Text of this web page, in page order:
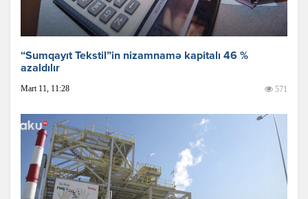
“Sumqayıt Tekstil”in nizamnamə kapitalı 46 %
azaldılır
Mart 11, 11:28 571